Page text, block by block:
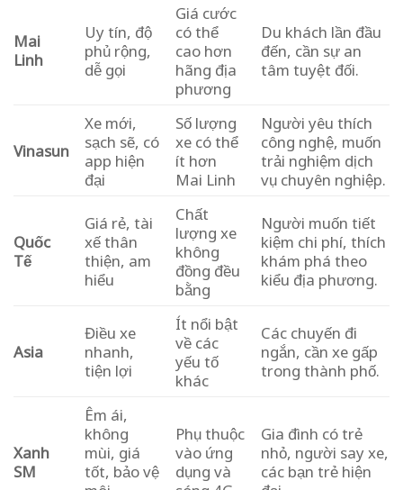
Mai
Linh
Uy tín, độ
phủ rộng,
dễ gọi
Giá cước
có thể
cao hơn
hãng địa
phương
Du khách lần đầu
đến, cần sự an
tâm tuyệt đối.
Vinasun
Xe mới,
sạch sẽ, có
app hiện
đại
Số lượng
xe có thể
ít hơn
Mai Linh
Người yêu thích
công nghệ, muốn
trải nghiệm dịch
vụ chuyên nghiệp.
Quốc
Tế
Giá rẻ, tài
xế thân
thiện, am
hiểu
Chất
lượng xe
không
đồng đều
bằng
Người muốn tiết
kiệm chi phí, thích
khám phá theo
kiểu địa phương.
Asia
Điều xe
nhanh,
tiện lợi
Ít nổi bật
về các
yếu tố
khác
Các chuyến đi
ngắn, cần xe gấp
trong thành phố.
Xanh
SM
Êm ái,
không
mùi, giá
tốt, bảo vệ
Phụ thuộc
vào ứng
dụng và
Gia đình có trẻ
nhỏ, người say xe,
các bạn trẻ hiện